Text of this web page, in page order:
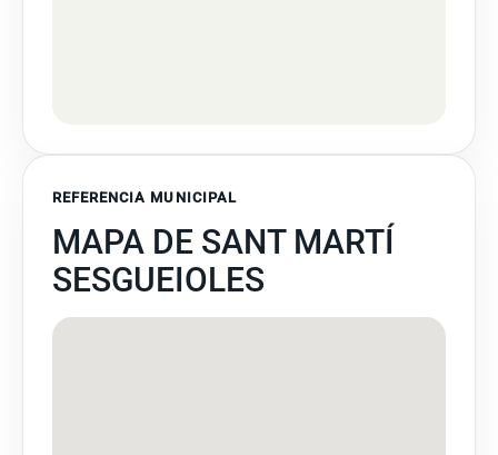
REFERENCIA MUNICIPAL
MAPA DE SANT MARTÍ
SESGUEIOLES